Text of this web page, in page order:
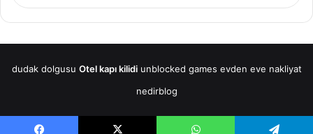
dudak dolgusu Otel kapı kilidi unblocked games evden eve nakliyat
nedirblog